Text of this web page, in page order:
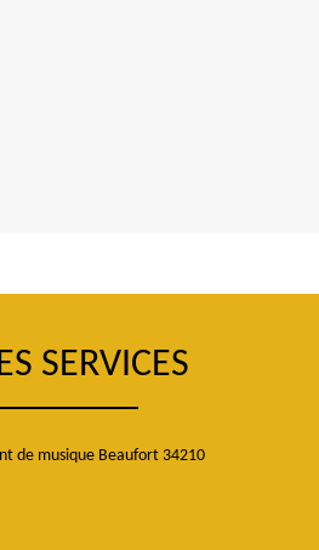
SERVICES
de musique Beaufort 34210